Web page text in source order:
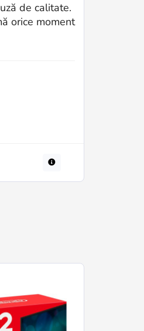
de calitate.
orice moment